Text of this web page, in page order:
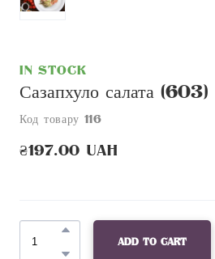
In stock
Сазапхуло салата (603)
Код товару 116
₴197.00 UAH
Add to cart